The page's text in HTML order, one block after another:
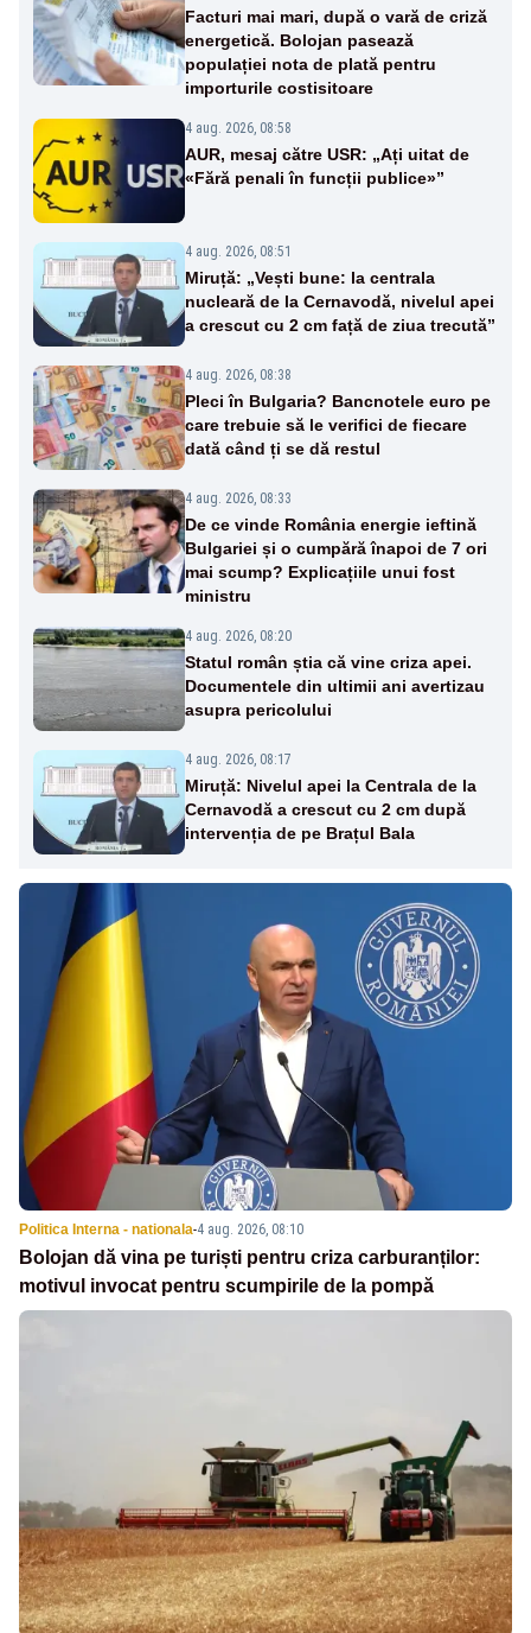
Facturi mai mari, după o vară de criză
energetică. Bolojan pasează
populației nota de plată pentru
importurile costisitoare
4 aug. 2026, 08:58
AUR, mesaj către USR: „Ați uitat de
«Fără penali în funcții publice»”
4 aug. 2026, 08:51
Miruță: „Vești bune: la centrala
nucleară de la Cernavodă, nivelul apei
a crescut cu 2 cm față de ziua trecută”
4 aug. 2026, 08:38
Pleci în Bulgaria? Bancnotele euro pe
care trebuie să le verifici de fiecare
dată când ți se dă restul
4 aug. 2026, 08:33
De ce vinde România energie ieftină
Bulgariei și o cumpără înapoi de 7 ori
mai scump? Explicațiile unui fost
ministru
4 aug. 2026, 08:20
Statul român știa că vine criza apei.
Documentele din ultimii ani avertizau
asupra pericolului
4 aug. 2026, 08:17
Miruță: Nivelul apei la Centrala de la
Cernavodă a crescut cu 2 cm după
intervenția de pe Brațul Bala
Politica Interna - nationala-4 aug. 2026, 08:10
Bolojan dă vina pe turiști pentru criza carburanților:
motivul invocat pentru scumpirile de la pompă